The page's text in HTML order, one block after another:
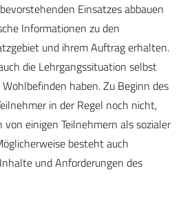
Einsatzes abbauen
Informationen zu den
und ihrem Auftrag erhalten.
die Lehrgangssituation selbst
haben. Zu Beginn des
in der Regel noch nicht,
einigen Teilnehmern als sozialer
besteht auch
und Anforderungen des